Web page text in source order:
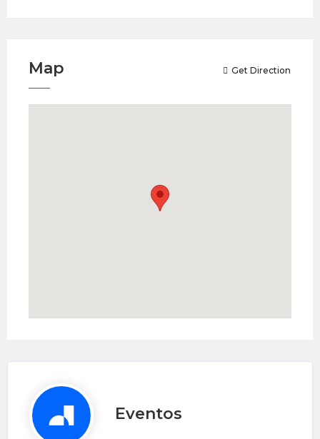
Map Get Direction
Eventos